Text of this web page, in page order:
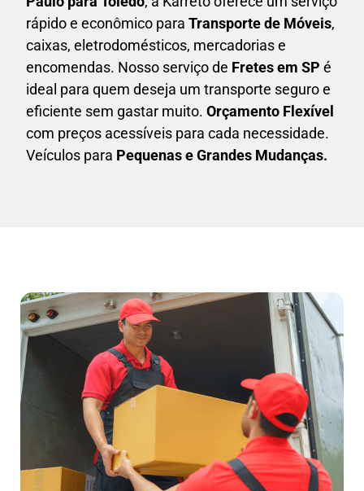
rápido e econômico para Transporte de Móveis,
caixas, eletrodomésticos, mercadorias e
encomendas. Nosso serviço de Fretes em SP é
ideal para quem deseja um transporte seguro e
eficiente sem gastar muito. Orçamento Flexível
com preços acessíveis para cada necessidade.
Veículos para Pequenas e Grandes Mudanças.